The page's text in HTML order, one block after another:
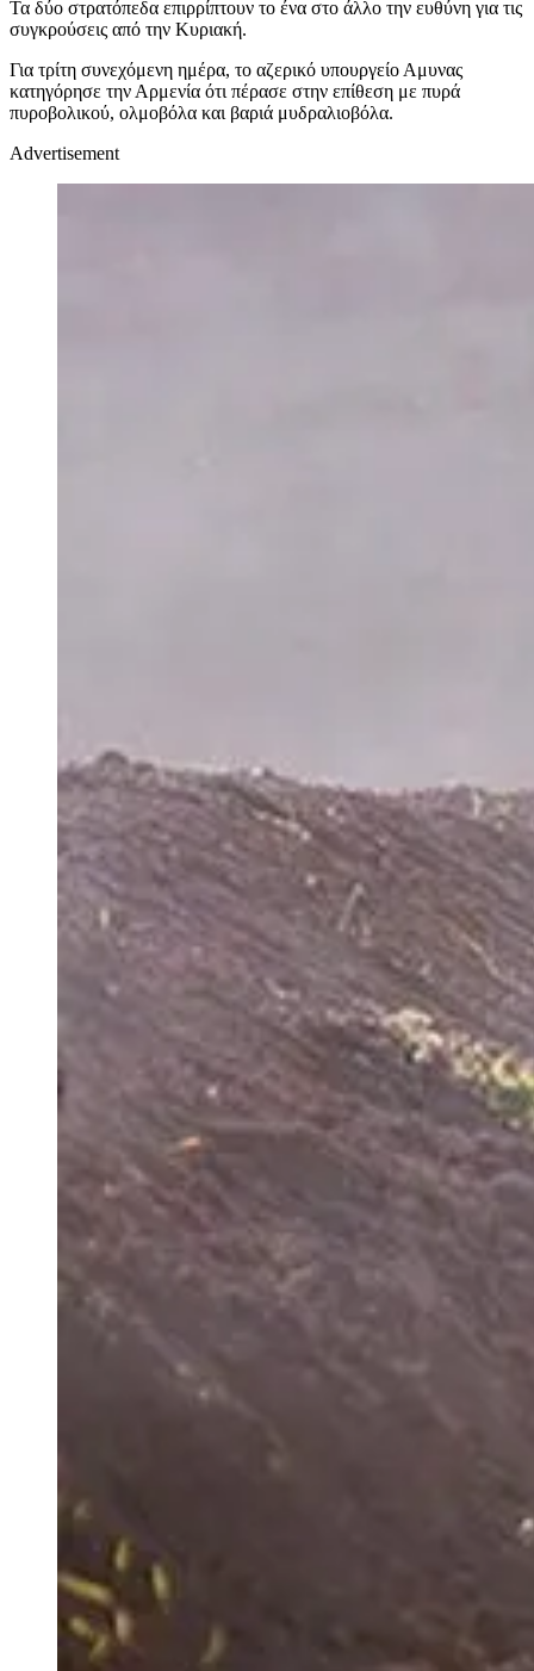
Τα δύο στρατόπεδα επιρρίπτουν το ένα στο άλλο την ευθύνη για τις
συγκρούσεις από την Κυριακή.
Για τρίτη συνεχόμενη ημέρα, το αζερικό υπουργείο Αμυνας
κατηγόρησε την Αρμενία ότι πέρασε στην επίθεση με πυρά
πυροβολικού, ολμοβόλα και βαριά μυδραλιοβόλα.
Advertisement